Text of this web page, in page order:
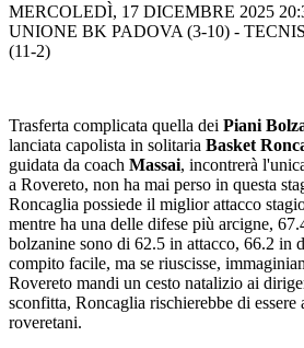
MERCOLEDÌ, 17 DICEMBRE 2025
UNIONE BK PADOVA (3-10) -
(11-2)
Trasferta complicata quella dei Piani
lanciata capolista in solitaria Basket
guidata da coach Massai, incontrerà
a Rovereto, non ha mai perso in questa
Roncaglia possiede il miglior attacco
mentre ha una delle difese più arcigne,
bolzanine sono di 62.5 in attacco, 66.2 in
compito facile, ma se riuscisse,
Rovereto mandi un cesto natalizio ai
sconfitta, Roncaglia rischierebbe di essere
roveretani.